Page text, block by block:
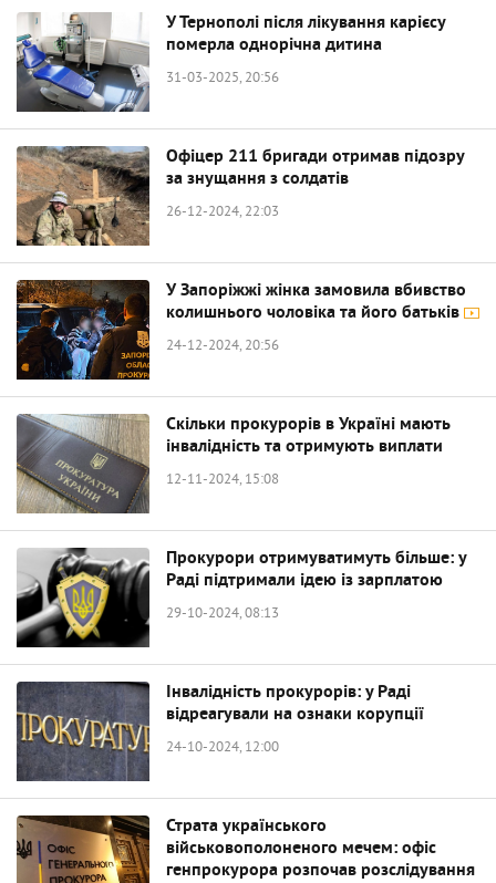
У Тернополі після лікування карієсу
померла однорічна дитина
31-03-2025, 20:56
Офіцер 211 бригади отримав підозру
за знущання з солдатів
26-12-2024, 22:03
У Запоріжжі жінка замовила вбивство
колишнього чоловіка та його батьків
24-12-2024, 20:56
Скільки прокурорів в Україні мають
інвалідність та отримують виплати
12-11-2024, 15:08
Прокурори отримуватимуть більше: у
Раді підтримали ідею із зарплатою
29-10-2024, 08:13
Інвалідність прокурорів: у Раді
відреагували на ознаки корупції
24-10-2024, 12:00
Страта українського
військовополоненого мечем: офіс
генпрокурора розпочав розслідування